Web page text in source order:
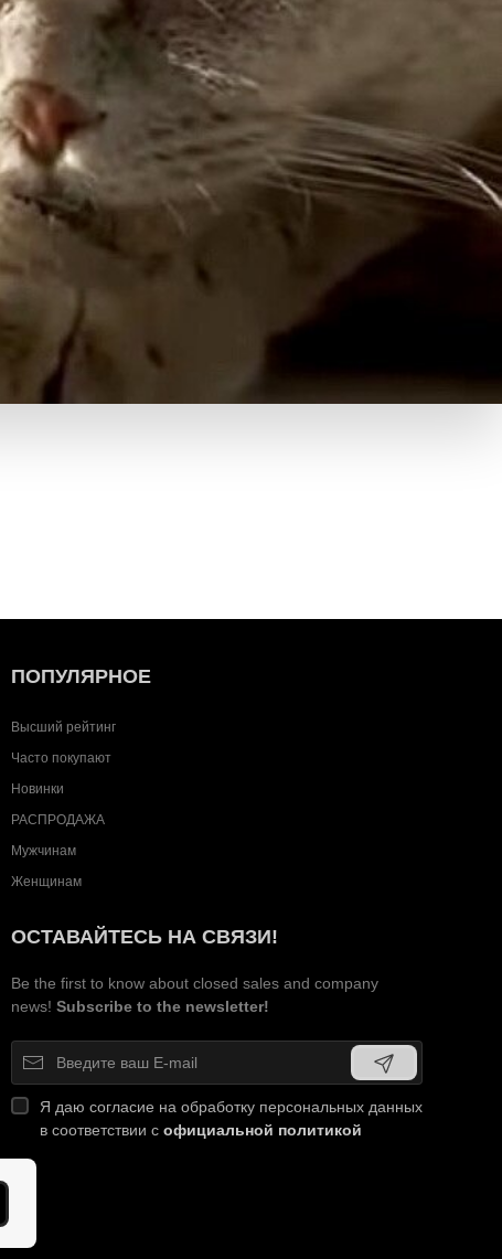
ПОПУЛЯРНОЕ
Высший рейтинг
Часто покупают
Новинки
РАСПРОДАЖА
Мужчинам
Женщинам
ОСТАВАЙТЕСЬ НА СВЯЗИ!
Be the first to know about closed sales and company
news! Subscribe to the newsletter!
Я даю согласие на обработку персональных данных
в соответствии с официальной политикой